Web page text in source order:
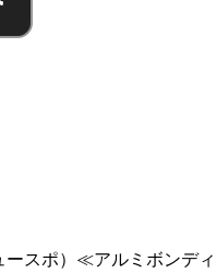
ースポ）≪アルミボンディ